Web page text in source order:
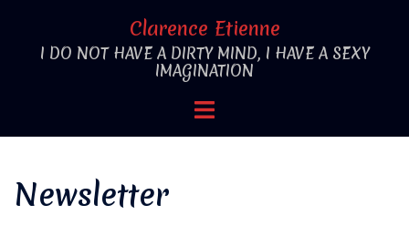
contenu
Clarence Etienne
I DO NOT HAVE A DIRTY MIND, I HAVE A SEXY
IMAGINATION
Ouvrir/fermer
Newsletter